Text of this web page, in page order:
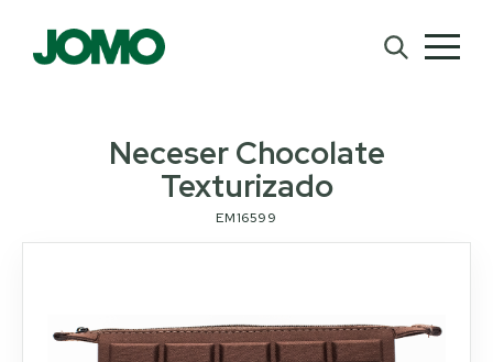
Neceser Chocolate
Texturizado
EM16599